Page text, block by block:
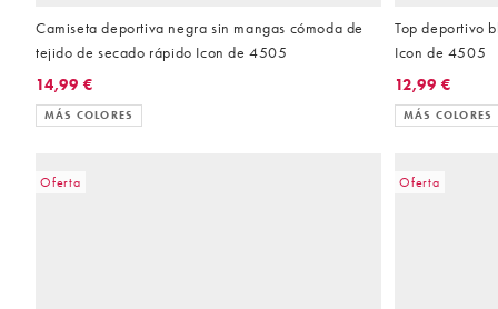
Camiseta deportiva negra sin mangas cómoda de
tejido de secado rápido Icon de 4505
14,99 €
MÁS COLORES
Top deportivo
Icon de 4505
12,99 €
MÁS COLORES
Oferta Oferta